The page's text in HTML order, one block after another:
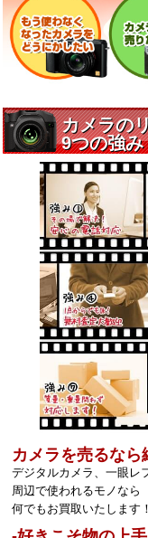
カメラを売るなら
デジタルカメラ、一眼レ
周辺で使われるモノなら
何でもお買取いたします